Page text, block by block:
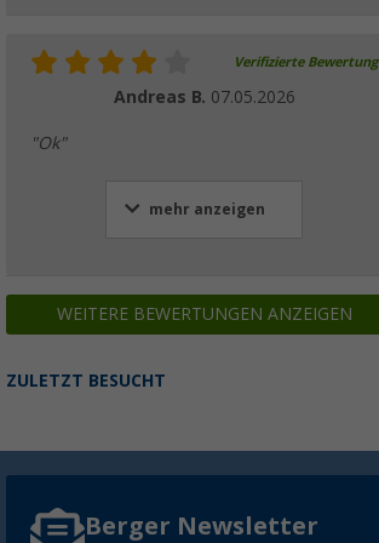
Verifizierte Bewertung
Andreas B. 07.05.2026
"Ok"
mehr anzeigen
WEITERE BEWERTUNGEN ANZEIGEN
ZULETZT BESUCHT
Berger Newsletter